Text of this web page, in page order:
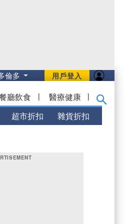
用戶登入
倫多
廳飲食 | 醫療健康 |
超市折扣 雜貨折扣